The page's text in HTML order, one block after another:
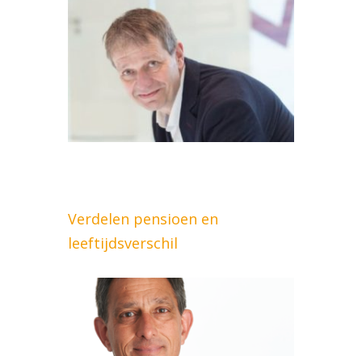
Verdelen pensioen en
leeftijdsverschil